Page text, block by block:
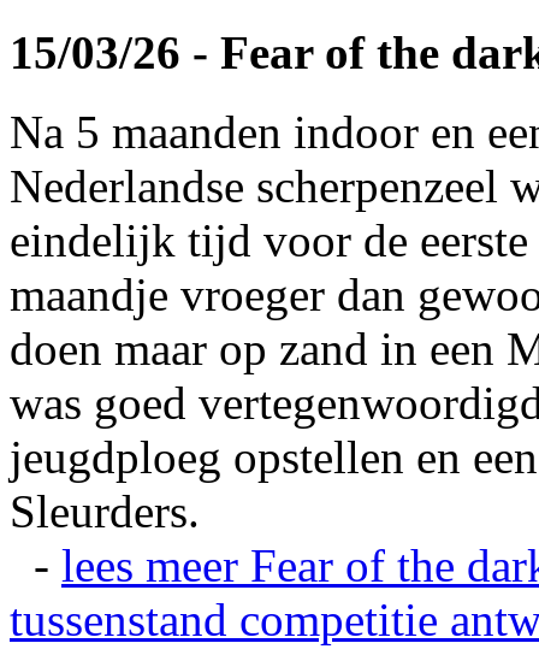
15/03/26 - Fear of the
Na 5 maanden indoor en
Nederlandse scherpenzeel
eindelijk tijd voor de
maandje vroeger dan
doen maar op zand in een
was goed
jeugdploeg opstellen en
Sleurders.
- lees meer Fear of the
tussenstand competitie